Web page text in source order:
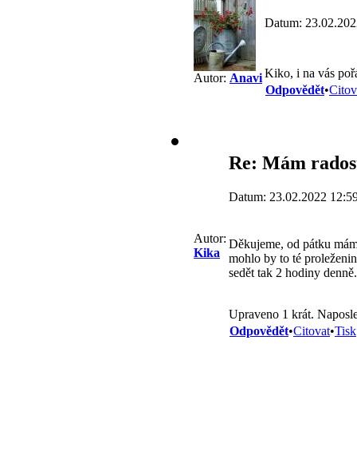
Autor: Anavi
Datum:
Kiko, i na vás
Odpovědět•
Autor:
Kika
Re: Mám
Datum: 23.02.2022
Děkujeme, od pátku
mohlo by to té
sedět tak 2 hodiny denně.
Upraveno 1 krát.
Odpovědět•Citovat•Tisk